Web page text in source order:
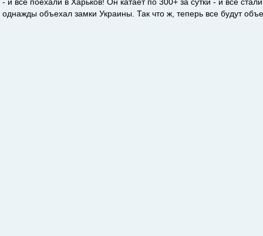
однажды объехал замки Украины. Так что ж, теперь все будут